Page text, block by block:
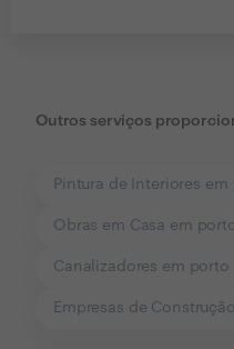
Outros serviços
Pintura de Interiores em
Obras em Casa em
Canalizadores em porto
Empresas de